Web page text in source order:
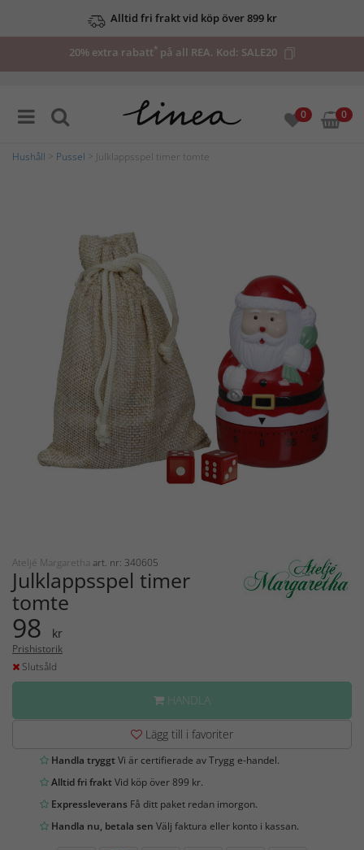
Alltid fri frakt vid köp över 899 kr
20% extra rabatt*på all REA. Kod: SALE20
0 0
Hushåll Pussel > Julklappsspel timer tomte
Ateljé Margaretha art. nr: 340605
Julklappsspel timer
tomte
98 kr
Prishistorik
Slutsåld
HANDLA
Lägg till i favoriter
Handla tryggtVi är certifierade av Trygg e-handel.
Alltid fri fraktVid köp över 899 kr.
Expressleverans Få ditt paket redan imorgon.
Handla nu, betala sen Välj faktura eller konto i kassan.